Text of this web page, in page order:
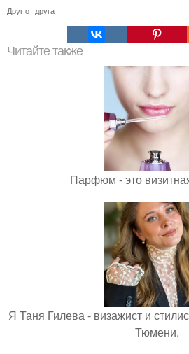
Друг от друга
Читайте также
Парфюм - это
Я Таня Гилева - визажист и
Тюмени.